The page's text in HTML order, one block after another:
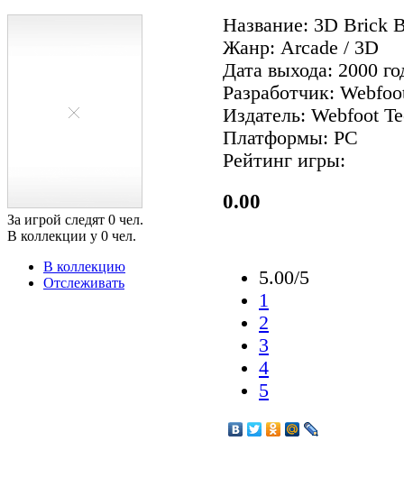
За игрой следят 0 чел.
В коллекции у 0 чел.
В коллекцию
Отслеживать
Название: 3D Brick
Жанр: Arcade / 3D
Дата выхода: 2000
Разработчик:
Издатель: Webfoot
Платформы: PC
Рейтинг игры:
0.00
5.00/5
1
2
3
4
5